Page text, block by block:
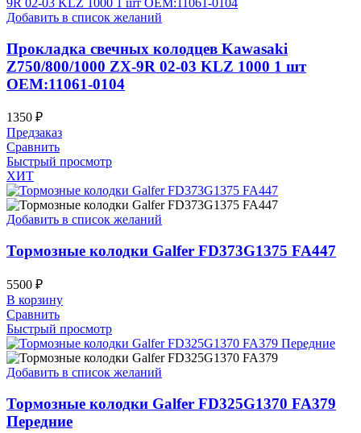
Добавить в список желаний
Прокладка свечных колодцев Kawasaki
Z750/800/1000 ZX-9R 02-03 KLZ 1000 1 шт
OEM:11061-0104
1350 ₽
Предзаказ
Сравнить
Быстрый просмотр
ХИТ
Добавить в список желаний
Тормозные колодки Galfer FD373G1375 FA447
5500 ₽
В корзину
Сравнить
Быстрый просмотр
Добавить в список желаний
Тормозные колодки Galfer FD325G1370 FA379
Передние